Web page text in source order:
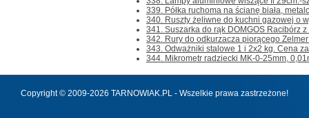
339. Półka ruchoma na ścianę biała,
340. Ruszty żeliwne do kuchni gazowej o
341. Suszarka do rąk DOMGOS Racibórz
342. Rury do odkurzacza piorącego
343. Odważniki stalowe 1 i 2x2 kg. Cena
344. Mikrometr radziecki MK-0-25mm,
Copyright © 2009-2026 TARNOWIAK.PL - Wszelkie prawa zastrzeżone!